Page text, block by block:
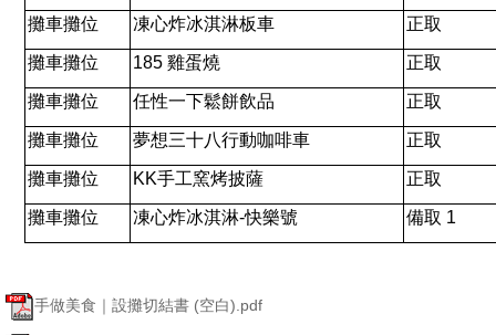
攤車攤位 凍心炸冰淇淋板車 正取
攤車攤位 185 雞蛋燒 正取
攤車攤位 任性一下鬆餅飲品 正取
攤車攤位 夢想三十八行動咖啡車 正取
攤車攤位 KK手工窯烤披薩 正取
攤車攤位 凍心炸冰淇淋-快樂號 備取 1
手做美食｜設攤切結書 (空白).pdf